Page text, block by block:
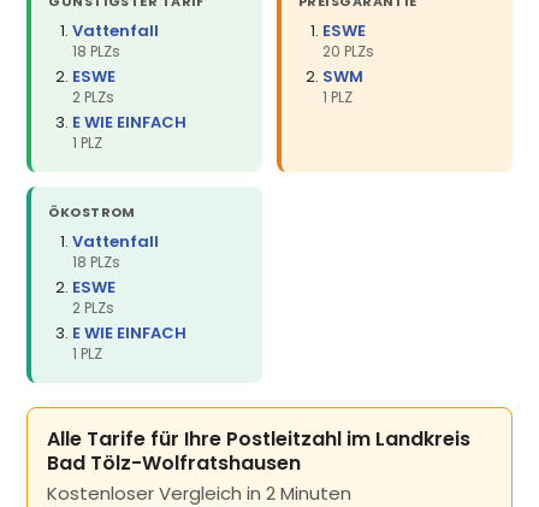
Vattenfall
18 PLZs
ESWE
2 PLZs
E WIE EINFACH
1 PLZ
ESWE
20 PLZs
SWM
1 PLZ
ÖKOSTROM
Vattenfall
18 PLZs
ESWE
2 PLZs
E WIE EINFACH
1 PLZ
Alle Tarife für Ihre Postleitzahl im Landkreis
Bad Tölz-Wolfratshausen
Kostenloser Vergleich in 2 Minuten